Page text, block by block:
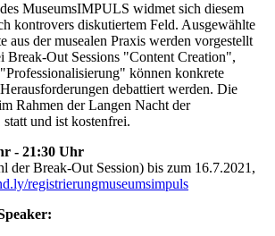
MuseumsIMPULS widmet sich diesem
kontrovers diskutiertem Feld. Ausgewählte
aus der musealen Praxis werden vorgestellt
Break-Out Sessions "Content Creation",
können konkrete
debattiert werden. Die
Rahmen der Langen Nacht der
und ist kostenfrei.
- 21:30 Uhr
der Break-Out Session) bis zum 16.7.2021,
registrierungmuseumsimpuls